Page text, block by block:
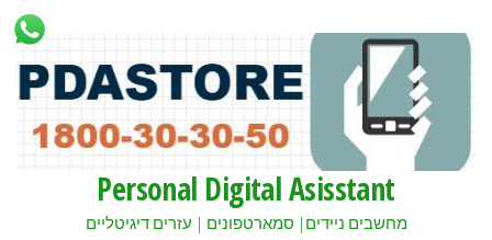
Personal Digital Asisstant
מחשבים ניידים| סמארטפונים | עזרים דיגיטליים